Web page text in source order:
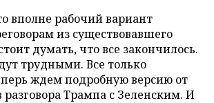
вполне рабочий вариант
из существовавшего
думать, что все закончилось.
трудными. Все только
ждем подробную версию от
разговора Трампа с Зеленским. И